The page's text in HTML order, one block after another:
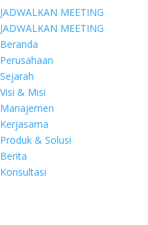
JADWALKAN MEETING
JADWALKAN MEETING
Beranda
Perusahaan
Sejarah
Visi & Misi
Manajemen
Kerjasama
Produk & Solusi
Berita
Konsultasi